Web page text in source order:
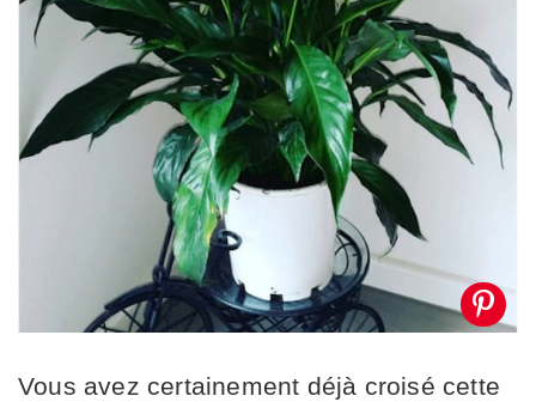
Vous avez certainement déjà croisé cette